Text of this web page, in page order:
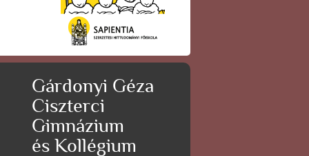
Gárdonyi Géza
Ciszterci
Gimnázium
és Kollégium